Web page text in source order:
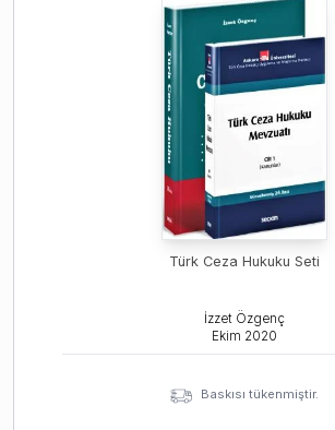
Türk Ceza Hukuku Seti
İzzet Özgenç
Ekim 2020
Baskısı tükenmiştir.